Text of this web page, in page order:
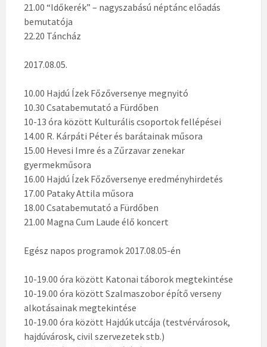
21.00 “Időkerék” – nagyszabású néptánc előadás
bemutatója
22.20 Táncház
2017.08.05.
10.00 Hajdú Ízek Főzőversenye megnyitó
10.30 Csatabemutató a Fürdőben
10-13 óra között Kulturális csoportok fellépései
14.00 R. Kárpáti Péter és barátainak műsora
15.00 Hevesi Imre és a Zűrzavar zenekar
gyermekműsora
16.00 Hajdú Ízek Főzőversenye eredményhirdetés
17.00 Pataky Attila műsora
18.00 Csatabemutató a Fürdőben
21.00 Magna Cum Laude élő koncert
Egész napos programok 2017.08.05-én
10-19.00 óra között Katonai táborok megtekintése
10-19.00 óra között Szalmaszobor építő verseny
alkotásainak megtekintése
10-19.00 óra között Hajdúk utcája (testvérvárosok,
hajdúvárosk, civil szervezetek stb.)